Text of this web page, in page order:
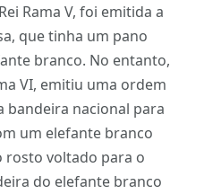
Rama V, foi emitida a
que tinha um pano
branco. No entanto,
VI, emitiu uma ordem
bandeira nacional para
um elefante branco
rosto voltado para o
do elefante branco